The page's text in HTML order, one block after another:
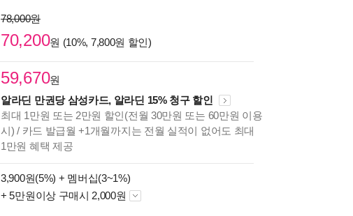
78,000원
70,200원 (10%, 7,800원 할인)
59,670원
알라딘 만권당 삼성카드, 알라딘 15% 청구 할인
최대 1만원 또는 2만원 할인(전월 30만원 또는 60만원 이용
시) / 카드 발급월 +1개월까지는 전월 실적이 없어도 최대
1만원 혜택 제공
3,900원(5%) + 멤버십(3~1%)
+ 5만원이상 구매시 2,000원